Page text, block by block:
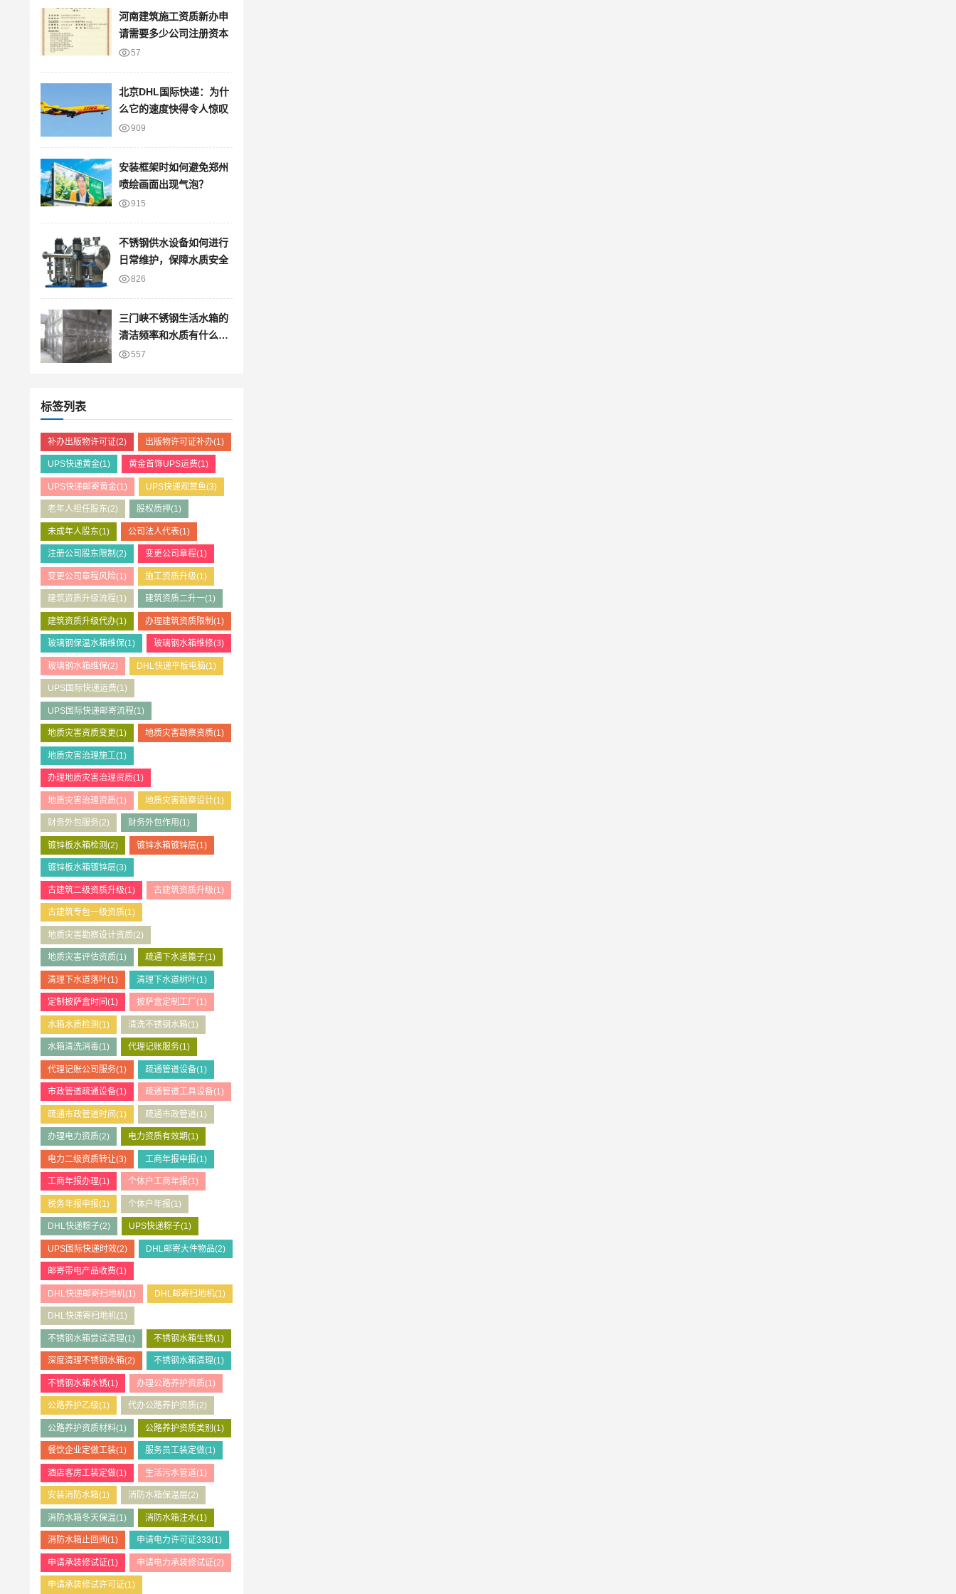
河南建筑施工资质新办申
请需要多少公司注册资本
57
北京DHL国际快递：为什
么它的速度快得令人惊叹
909
安装框架时如何避免郑州
喷绘画面出现气泡？
915
不锈钢供水设备如何进行
日常维护，保障水质安全
826
三门峡不锈钢生活水箱的
清洁频率和水质有什么关
系？557
标签列表
补办出版物许可证(2) 出版物许可证补办(1)
UPS快递黄金(1) 黄金首饰UPS运费(1)
UPS快递邮寄黄金(1) UPS快递观赏鱼(3)
老年人担任股东(2) 股权质押(1)
未成年人股东(1) 公司法人代表(1)
注册公司股东限制 (2) 变更公司章程(1)
变更公司章程风险(1) 施工资质升级(1)
建筑资质升级流程(1) 建筑资质二升一(1)
建筑资质升级代办(1) 办理建筑资质限制 (1)
玻璃钢保温水箱维保(1) 玻璃钢水箱维修(3)
玻璃钢水箱维保(2) DHL快递平板电脑(1)
UPS国际快递运费(1)
UPS国际快递邮寄流程(1)
地质灾害资质变更(1) 地质灾害勘察资质(1)
地质灾害治理施工(1)
办理地质灾害治理资质(1)
地质灾害治理资质(1) 地质灾害勘察设计(1)
财务外包服务(2) 财务外包作用(1)
镀锌板水箱检测(2) 镀锌水箱镀锌层(1)
镀锌板水箱镀锌层(3)
古建筑二级资质升级(1) 古建筑资质升级(1)
古建筑专包一级资质(1)
地质灾害勘察设计资质(2)
地质灾害评估资质(1) 疏通下水道篦子(1)
清理下水道落叶(1) 清理下水道树叶(1)
定制披萨盒时间 (1) 披萨盒定制工厂 (1)
水箱水质检测(1) 清洗不锈钢水箱(1)
水箱清洗消毒(1) 代理记账服务(1)
代理记账公司服务(1) 疏通管道设备(1)
市政管道疏通设备(1) 疏通管道工具设备(1)
疏通市政管道时间(1) 疏通市政管道(1)
办理电力资质(2) 电力资质有效期(1)
电力二级资质转让(3) 工商年报申报(1)
工商年报办理(1) 个体户工商年报(1)
税务年报申报(1) 个体户年报(1)
DHL快递粽子(2) UPS快递粽子(1)
UPS国际快递时效(2) DHL邮寄大件物品(2)
邮寄带电产品收费(1)
DHL快递邮寄扫地机(1) DHL邮寄扫地机(1)
DHL快递寄扫地机(1)
不锈钢水箱尝试清理(1) 不锈钢水箱生锈(1)
深度清理不锈钢水箱(2) 不锈钢水箱清理(1)
不锈钢水箱水锈(1) 办理公路养护资质(1)
公路养护乙级(1) 代办公路养护资质(2)
公路养护资质材料(1) 公路养护资质类别 (1)
餐饮企业定做工装(1) 服务员工装定做(1)
酒店客房工装定做(1) 生活污水管道(1)
安装消防水箱(1) 消防水箱保温层(2)
消防水箱冬天保温(1) 消防水箱注水(1)
消防水箱止回阀(1) 申请电力许可证333(1)
申请承装修试证(1) 申请电力承装修试证(2)
申请承装修试许可证(1)